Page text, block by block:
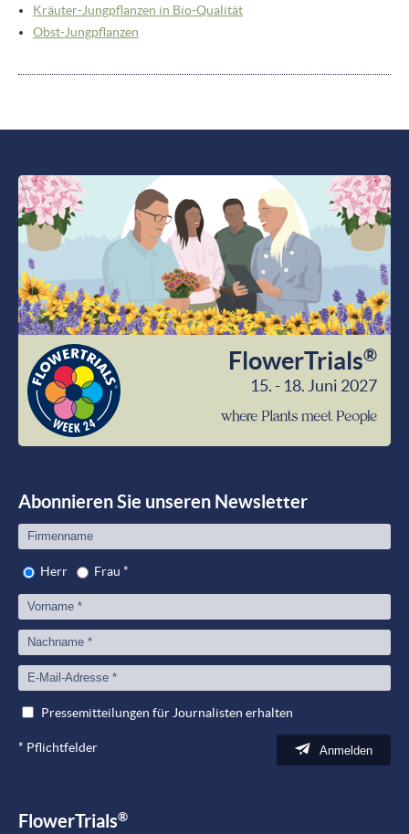
Kräuter-Jungpflanzen in Bio-Qualität
Obst-Jungpflanzen
FlowerTrials®
15. - 18. Juni 2027
Abonnieren Sie unseren Newsletter
Herr Frau *
Pressemitteilungen für Journalisten erhalten
* Pflichtfelder Anmelden
FlowerTrials®